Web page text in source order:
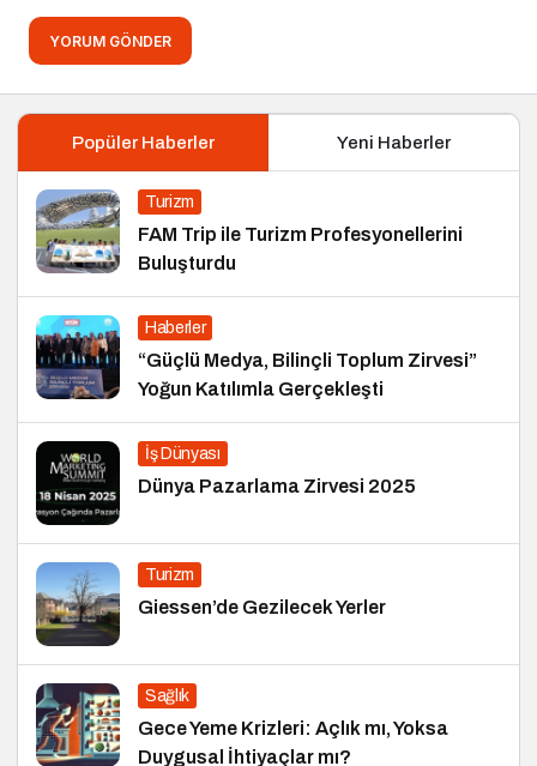
YORUM GÖNDER
Popüler Haberler Yeni Haberler
Turizm
FAM Trip ile Turizm Profesyonellerini
Buluşturdu
Haberler
“Güçlü Medya, Bilinçli Toplum Zirvesi”
Yoğun Katılımla Gerçekleşti
İş Dünyası
Dünya Pazarlama Zirvesi 2025
Turizm
Giessen’de Gezilecek Yerler
Sağlık
Gece Yeme Krizleri: Açlık mı, Yoksa
Duygusal İhtiyaçlar mı?